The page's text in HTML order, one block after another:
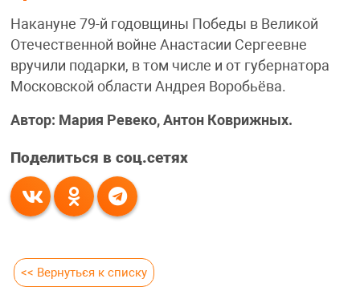
Накануне 79-й годовщины Победы в Великой
Отечественной войне Анастасии Сергеевне
вручили подарки, в том числе и от губернатора
Московской области Андрея Воробьёва.
Автор: Мария Ревеко, Антон Коврижных.
Поделиться в соц.сетях
<< Вернуться к списку